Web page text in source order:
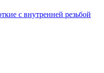
с внутренней резьбой